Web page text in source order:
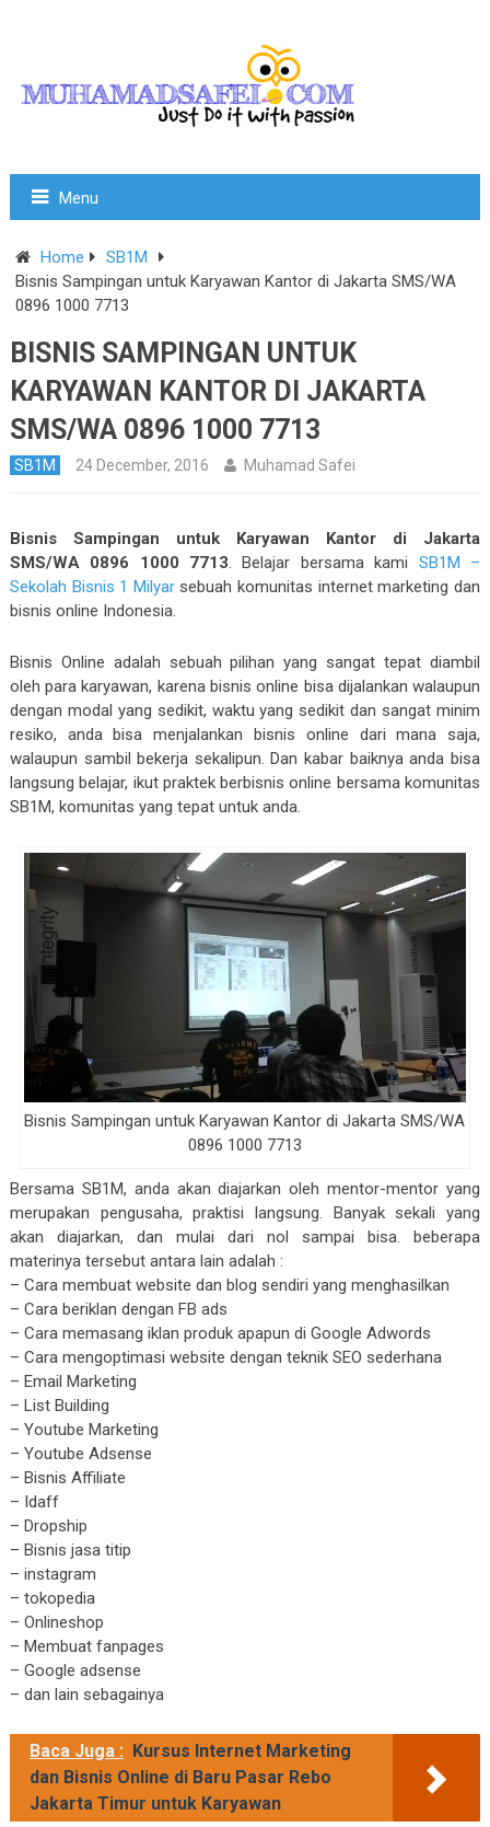
Menu
Home
SB1M
Bisnis Sampingan untuk Karyawan Kantor di Jakarta SMS/WA
0896 1000 7713
BISNIS SAMPINGAN UNTUK
KARYAWAN KANTOR DI JAKARTA
SMS/WA 0896 1000 7713
SB1M 24 December, 2016 Muhamad Safei
Bisnis Sampingan untuk Karyawan Kantor di Jakarta
SMS/WA 0896 1000 7713. Belajar bersama kami SB1M –
Sekolah Bisnis 1 Milyarsebuah komunitas internet marketing dan
bisnis online Indonesia.
Bisnis Online adalah sebuah pilihan yang sangat tepat diambil
oleh para karyawan, karena bisnis online bisa dijalankan walaupun
dengan modal yang sedikit, waktu yang sedikit dan sangat minim
resiko, anda bisa menjalankan bisnis online dari mana saja,
walaupun sambil bekerja sekalipun. Dan kabar baiknya anda bisa
langsung belajar, ikut praktek berbisnis online bersama komunitas
SB1M, komunitas yang tepat untuk anda.
Bisnis Sampingan untuk Karyawan Kantor di Jakarta SMS/WA
0896 1000 7713
Bersama SB1M, anda akan diajarkan oleh mentor-mentor yang
merupakan pengusaha, praktisi langsung. Banyak sekali yang
akan diajarkan, dan mulai dari nol sampai bisa. beberapa
materinya tersebut antara lain adalah :
– Cara membuat website dan blog sendiri yang menghasilkan
– Cara beriklan dengan FB ads
– Cara memasang iklan produk apapun di Google Adwords
– Cara mengoptimasi website dengan teknik SEO sederhana
– Email Marketing
– List Building
– Youtube Marketing
– Youtube Adsense
– Bisnis Affiliate
– Idaff
– Dropship
– Bisnis jasa titip
– instagram
– tokopedia
– Onlineshop
– Membuat fanpages
– Google adsense
– dan lain sebagainya
Baca Juga : Kursus Internet Marketing
dan Bisnis Online di Baru Pasar Rebo
Jakarta Timur untuk Karyawan